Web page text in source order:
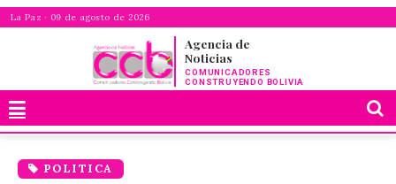
La Paz · 09 de agosto de 2026
Agencia de
Noticias
COMUNICADORES
CONSTRUYENDO BOLIVIA
POLITICA